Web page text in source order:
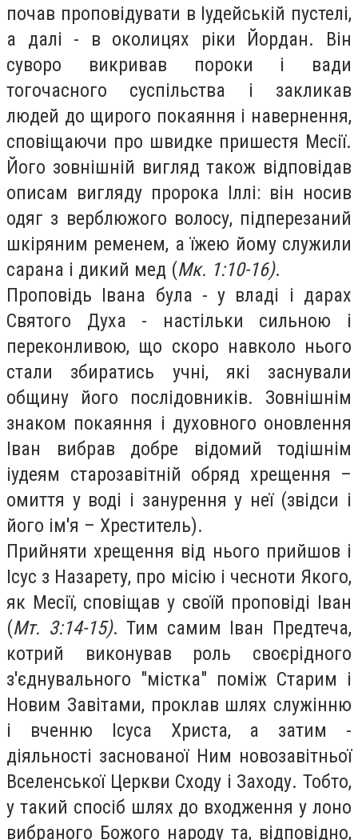
почав проповідувати в Іудейській пустелі,
а далі - в околицях ріки Йордан. Він
суворо викривав пороки і вади
тогочасного суспільства і закликав
людей до щирого покаяння і навернення,
сповіщаючи про швидке пришестя Месії.
Його зовнішній вигляд також відповідав
описам вигляду пророка Іллі: він носив
одяг з верблюжого волосу, підперезаний
шкіряним ременем, а їжею йому служили
сарана і дикий мед (Мк. 1:10-16).
Проповідь Івана була - у владі і дарах
Святого Духа - настільки сильною і
переконливою, що скоро навколо нього
стали збиратись учні, які заснували
общину його послідовників. Зовнішнім
знаком покаяння і духовного оновлення
Іван вибрав добре відомий тодішнім
іудеям старозавітній обряд хрещення –
омиття у воді і занурення у неї (звідси і
його ім'я – Хреститель).
Прийняти хрещення від нього прийшов і
Ісус з Назарету, про місію і чесноти Якого,
як Месії, сповіщав у своїй проповіді Іван
(Мт. 3:14-15). Тим самим Іван Предтеча,
котрий виконував роль своєрідного
з'єднувального "містка" поміж Старим і
Новим Завітами, проклав шлях служінню
і вченню Ісуса Христа, а затим -
діяльності заснованої Ним новозавітньої
Вселенської Церкви Сходу і Заходу. Тобто,
у такий спосіб шлях до входження у лоно
вибраного Божого народу та, відповідно,